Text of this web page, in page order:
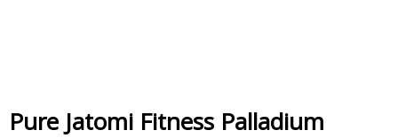
Pure Jatomi Fitness Palladium